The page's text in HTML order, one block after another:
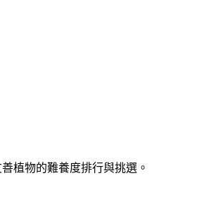
植物的難養度排行與挑選。